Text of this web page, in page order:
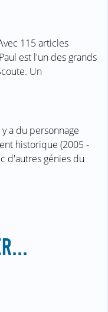
115 articles
est l'un des grands
Un
a du personnage
historique (2005 -
d'autres génies du